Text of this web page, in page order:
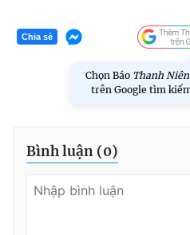
Chia sẻ
Chọn Báo Thanh Niên
trên Google tìm
Bình luận (0)